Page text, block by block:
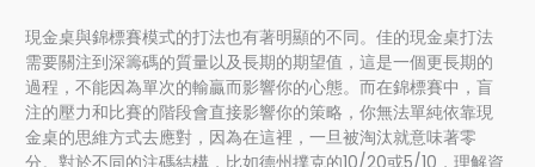
現金桌與錦標賽模式的打法也有著明顯的不同。佳的現金桌打法
需要關注到深籌碼的質量以及長期的期望值，這是一個更長期的
過程，不能因為單次的輸贏而影響你的心態。而在錦標賽中，盲
注的壓力和比賽的階段會直接影響你的策略，你無法單純依靠現
金桌的思維方式去應對，因為在這裡，一旦被淘汰就意味著零
分。對於不同的注碼結構，比如德州撲克的10/20或5/10，理解資